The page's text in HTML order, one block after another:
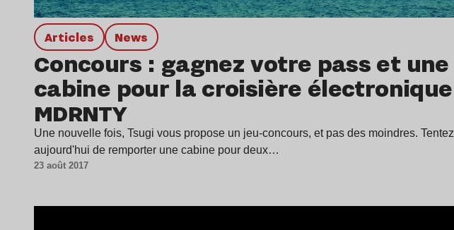
Articles news
Concours : gagnez votre pass et une
cabine pour la croisière électronique
MDRNTY
Une nouvelle fois, Tsugi vous propose un jeu-concours, et pas des moindres. Tentez
aujourd'hui de remporter une cabine pour deux…
23 août 2017